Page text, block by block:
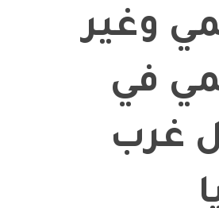
وغير
في
غرب